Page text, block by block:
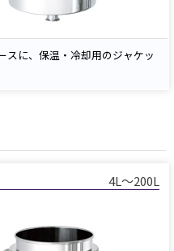
スに、保温・冷却用のジャケッ
4L～200L